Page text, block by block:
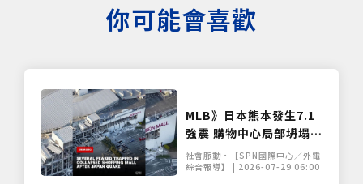
你可能會喜歡
MLB》日本熊本發生7.1
強震 購物中心局部坍塌傳
人員受困
社會脈動•【SPN國際中心／外電
綜合報導】 | 2026-07-29 06:00